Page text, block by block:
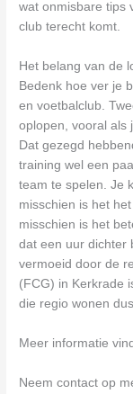
wat onmisbare tips
club terecht komt.
Het belang van de
Bedenk hoe ver je
en voetbalclub.
oplopen, vooral als
Dat gezegd
training wel een
team te spelen. Je
misschien is het
misschien is het
dat een uur dichter
vermoeid door de
(FCG) in Kerkrade
die regio wonen
Meer informatie
Neem contact op